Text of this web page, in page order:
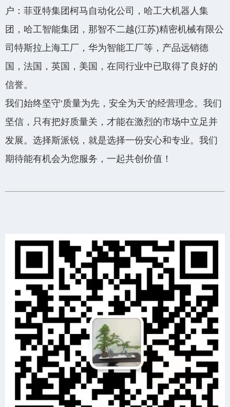
户：菲亚特集团柯马自动化公司，哈工大机器人集
团，哈工智能集团，那智不二越(江苏)精密机械有限公
司特斯拉上海工厂，华为智能工厂等，产品远销德
国，法国，英国，美国，在同行业中已取得了良好的
信誉。
我们始终坚守‘质量为先，安全为天’的经营理念。我们
坚信，只有把好质量关，才能在激烈的市场中立足并
发展。选择斯派锐，就是选择一份安心和专业。我们
期待能有机会为您服务，一起共创价值！